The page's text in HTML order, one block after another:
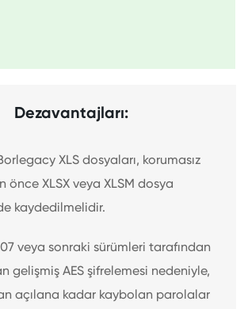
Dezavantajları:
XLS dosyaları, korumasız
önce XLSX veya XLSM dosya
kaydedilmelidir.
veya sonraki sürümleri tarafından
gelişmiş AES şifrelemesi nedeniyle,
açılana kadar kaybolan parolalar